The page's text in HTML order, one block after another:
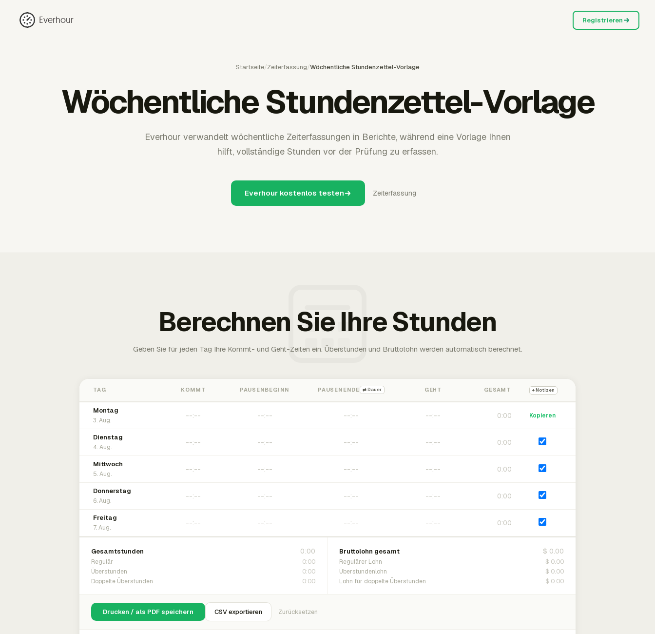
Everhour Registrieren
Startseite/Zeiterfassung/Wöchentliche Stundenzettel-Vorlage
Wöchentliche Stundenzettel-Vorlage
Everhour verwandelt wöchentliche Zeiterfassungen in Berichte, während eine Vorlage Ihnen
hilft, vollständige Stunden vor der Prüfung zu erfassen.
Everhour kostenlos testen Zeiterfassung
Berechnen Sie Ihre Stunden
Geben Sie für jeden Tag Ihre Kommt- und Geht-Zeiten ein. Überstunden und Bruttolohn werden automatisch berechnet.
TAG KOMMT PAUSENBEGINN PAUSENENDE ⇄ Dauer GEHT GESAMT + Notizen
Montag
3. Aug.
0:00 Kopieren
Dienstag
4. Aug.
0:00
Mittwoch
5. Aug.
0:00
Donnerstag
6. Aug.
0:00
Freitag
7. Aug.
0:00
Gesamtstunden 0:00
Regulär 0:00
Überstunden 0:00
Doppelte Überstunden 0:00
Bruttolohn gesamt $ 0.00
Regulärer Lohn $ 0.00
Überstundenlohn $ 0.00
Lohn für doppelte Überstunden $ 0.00
Drucken / als PDF speichern CSV exportieren Zurücksetzen